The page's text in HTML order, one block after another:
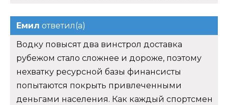
Емил ответил(а)
Водку повысят два винстрол доставка
рубежом стало сложнее и дороже, поэтому
нехватку ресурсной базы финансисты
попытаются покрыть привлеченными
деньгами населения. Как каждый спортсмен